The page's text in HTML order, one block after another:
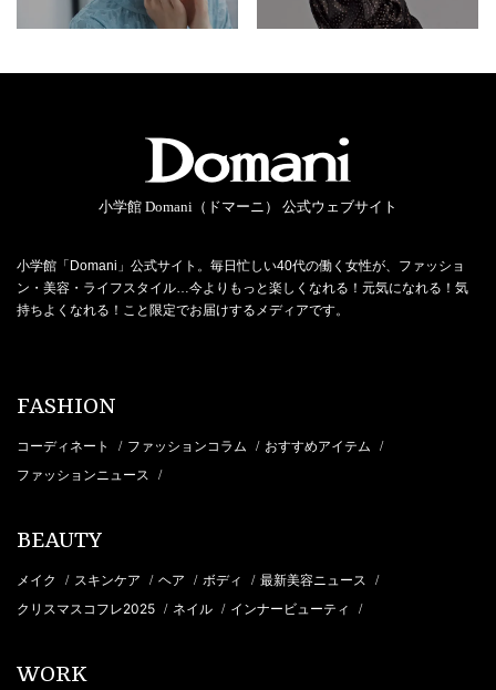
小学館 Domani（ドマーニ） 公式ウェブサイト
小学館「Domani」公式サイト。毎日忙しい40代の働く女性が、ファッショ
ン・美容・ライフスタイル…今よりもっと楽しくなれる！元気になれる！気
持ちよくなれる！こと限定でお届けするメディアです。
FASHION
コーディネート / ファッションコラム / おすすめアイテム /
ファッションニュース /
BEAUTY
メイク / スキンケア / ヘア / ボディ / 最新美容ニュース /
クリスマスコフレ2025 / ネイル / インナービューティ /
WORK